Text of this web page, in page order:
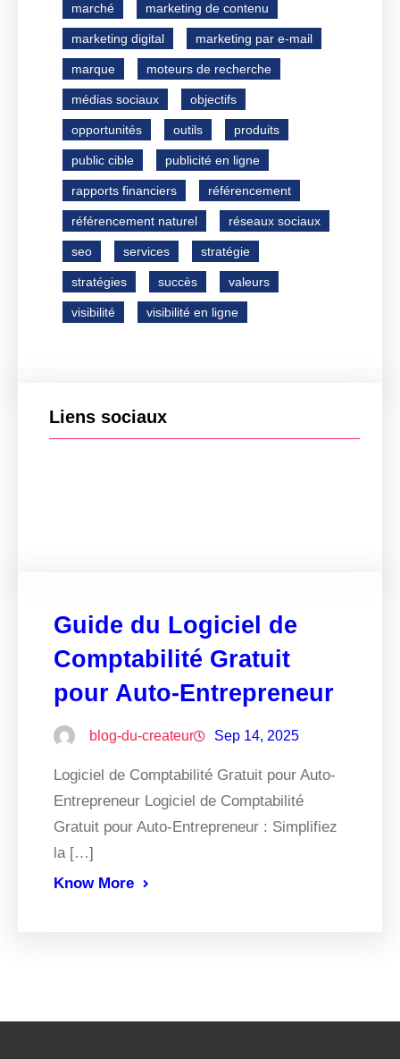
marché marketing de contenu
marketing digital marketing par e-mail
marque moteurs de recherche
médias sociaux objectifs
opportunités outils produits
public cible publicité en ligne
rapports financiers référencement
référencement naturel réseaux sociaux
seo services stratégie
stratégies succès valeurs
visibilité visibilité en ligne
Liens sociaux
Guide du Logiciel de
Comptabilité Gratuit
pour Auto-Entrepreneur
blog-du-createur Sep 14, 2025
Logiciel de Comptabilité Gratuit pour Auto-
Entrepreneur Logiciel de Comptabilité
Gratuit pour Auto-Entrepreneur : Simplifiez
la […]
Know More